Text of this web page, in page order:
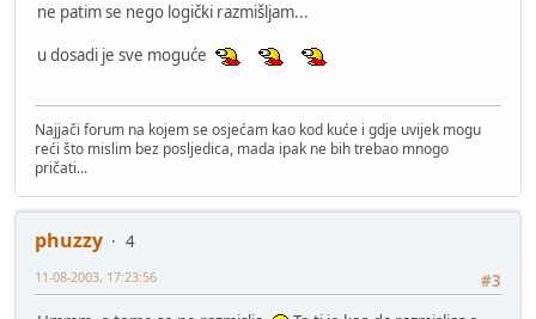
ne patim se nego logički razmišljam...
u dosadi je sve moguće
Najjači forum na kojem se osjećam kao kod kuće i gdje uvijek mogu
reći što mislim bez posljedica, mada ipak ne bih trebao mnogo
pričati...
phuzzy
4
#3
11-08-2003, 17:23:56